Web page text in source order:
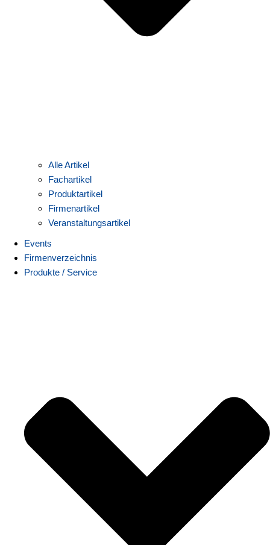
Alle Artikel
Fachartikel
Produktartikel
Firmenartikel
Veranstaltungsartikel
Events
Firmenverzeichnis
Produkte / Service